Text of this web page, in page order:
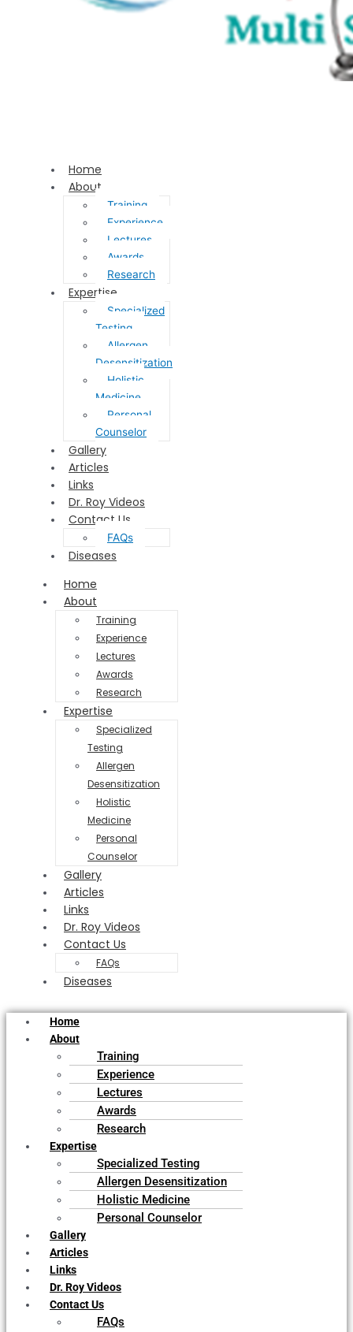
Home
About
Training
Experience
Lectures
Awards
Research
Expertise
Specialized
Testing
Allergen
Desensitization
Holistic
Medicine
Personal
Counselor
Gallery
Articles
Links
Dr. Roy Videos
Contact Us
FAQs
Diseases
Home
About
Training
Experience
Lectures
Awards
Research
Expertise
Specialized
Testing
Allergen
Desensitization
Holistic
Medicine
Personal
Counselor
Gallery
Articles
Links
Dr. Roy Videos
Contact Us
FAQs
Diseases
Home
About
Training
Experience
Lectures
Awards
Research
Expertise
Specialized Testing
Allergen Desensitization
Holistic Medicine
Personal Counselor
Gallery
Articles
Links
Dr. Roy Videos
Contact Us
FAQs